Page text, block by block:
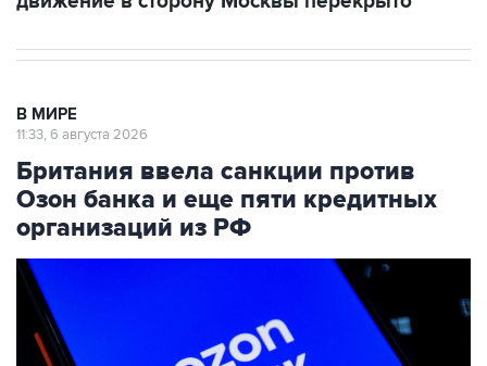
В МИРЕ
11:33, 6 августа 2026
Британия ввела санкции против
Озон банка и еще пяти кредитных
организаций из РФ